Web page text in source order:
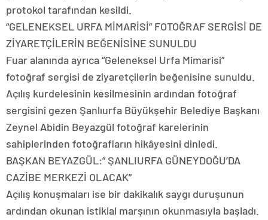
protokol tarafından kesildi.
“GELENEKSEL URFA MİMARİSİ” FOTOĞRAF SERGİSİ DE
ZİYARETÇİLERİN BEĞENİSİNE SUNULDU
Fuar alanında ayrıca “Geleneksel Urfa Mimarisi”
fotoğraf sergisi de ziyaretçilerin beğenisine sunuldu.
Açılış kurdelesinin kesilmesinin ardından fotoğraf
sergisini gezen Şanlıurfa Büyükşehir Belediye Başkanı
Zeynel Abidin Beyazgül fotoğraf karelerinin
sahiplerinden fotoğrafların hikâyesini dinledi.
BAŞKAN BEYAZGÜL:” ŞANLIURFA GÜNEYDOĞU’DA
CAZİBE MERKEZİ OLACAK”
Açılış konuşmaları ise bir dakikalık saygı duruşunun
ardından okunan istiklal marşının okunmasıyla başladı.